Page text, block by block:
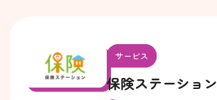
サービス
保険ステーション